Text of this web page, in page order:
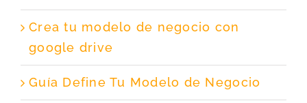
Crea tu modelo de negocio con
google drive
Guía Define Tu Modelo de Negocio